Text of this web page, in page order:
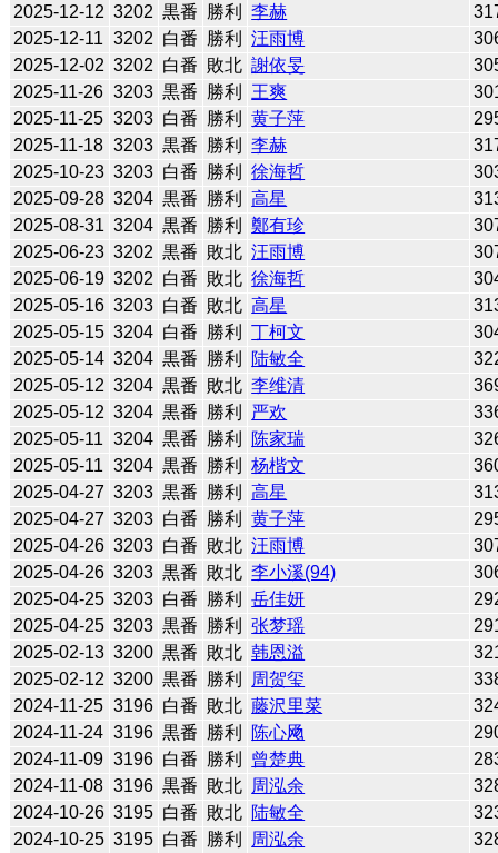
2025-12-12 3202 黒番 勝利 李赫
2025-12-11 3202 白番 勝利 汪雨博
2025-12-02 3202 白番 敗北 謝依旻
2025-11-26 3203 黒番 勝利 王爽
2025-11-25 3203 白番 勝利 黄子萍
2025-11-18 3203 黒番 勝利 李赫
2025-10-23 3203 白番 勝利 徐海哲
2025-09-28 3204 黒番 勝利 高星
2025-08-31 3204 黒番 勝利 鄭有珍
2025-06-23 3202 黒番 敗北 汪雨博
2025-06-19 3202 白番 敗北 徐海哲
2025-05-16 3203 白番 敗北 高星
2025-05-15 3204 白番 勝利 丁柯文
2025-05-14 3204 黒番 勝利 陆敏全
2025-05-12 3204 黒番 敗北 李维清
2025-05-12 3204 黒番 勝利 严欢
2025-05-11 3204 黒番 勝利 陈家瑞
2025-05-11 3204 黒番 勝利 杨楷文
2025-04-27 3203 黒番 勝利 高星
2025-04-27 3203 白番 勝利 黄子萍
2025-04-26 3203 白番 敗北 汪雨博
2025-04-26 3203 黒番 敗北 李小溪(94)
2025-04-25 3203 白番 勝利 岳佳妍
2025-04-25 3203 黒番 勝利 张梦瑶
2025-02-13 3200 黒番 敗北 韩恩溢
2025-02-12 3200 黒番 勝利 周贺玺
2024-11-25 3196 白番 敗北 藤沢里菜
2024-11-24 3196 黒番 勝利 陈心飏
2024-11-09 3196 白番 勝利 曾楚典
2024-11-08 3196 黒番 敗北 周泓余
2024-10-26 3195 白番 敗北 陆敏全
2024-10-25 3195 白番 勝利 周泓余